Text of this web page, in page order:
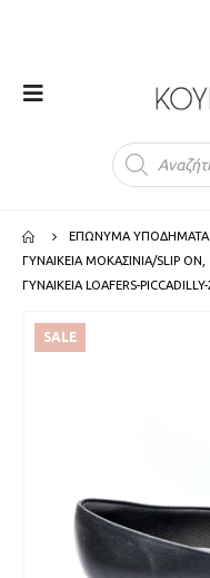
ΕΠΩΝΥΜΑ ΥΠΟΔΗΜΑΤΑ
ΓΥΝΑΙΚΕΙΑ ΜΟΚΑΣΙΝΙΑ/SLIP ON
ΓΥΝΑΙΚΕΙΑ LOAFERS-
SALE